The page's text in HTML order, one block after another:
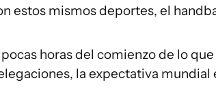
estos mismos deportes, el
horas del comienzo de lo
la expectativa mundial